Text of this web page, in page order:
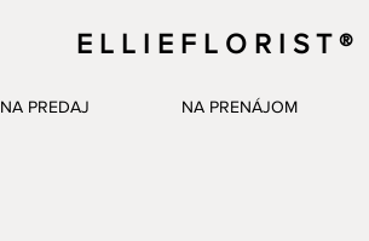
E L L I E F L O R I S T ®
NA PREDAJ NA PRENÁJOM